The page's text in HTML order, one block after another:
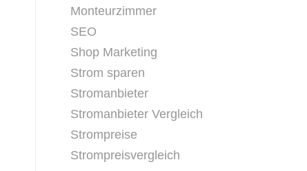
Monteurzimmer
SEO
Shop Marketing
Strom sparen
Stromanbieter
Stromanbieter Vergleich
Strompreise
Strompreisvergleich